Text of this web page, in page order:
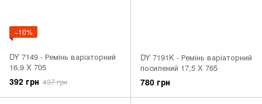
−10%
DY 7149 - Ремінь варіаторний
16,9 X 705
392 грн 437 грн
DY 7191K - Ремінь варіаторний
посилений 17,5 X 765
780 грн